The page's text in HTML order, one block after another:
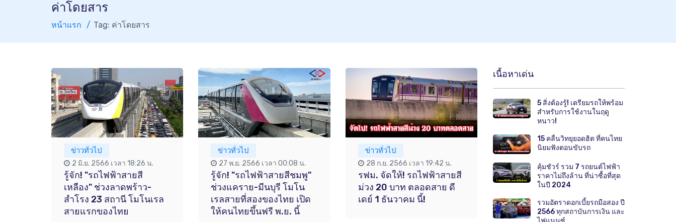
ค่าโดยสาร
หน้าแรก Tag: ค่าโดยสาร
ข่าวทั่วไป
2 มิ.ย. 2566 เวลา 18:26 น.
รู้จัก! "รถไฟฟ้าสายสี
เหลือง" ช่วงลาดพร้าว-
สำโรง 23 สถานี โมโนเรล
สายแรกของไทย
ข่าวทั่วไป
27 พ.ย. 2566 เวลา 00:08 น.
รู้จัก! "รถไฟฟ้าสายสีชมพู"
ช่วงแคราย-มีนบุรี โมโน
เรลสายที่สองของไทย เปิด
ให้คนไทยขึ้นฟรี พ.ย. นี้
ข่าวทั่วไป
28 ก.ย. 2566 เวลา 19:42 น.
รฟม. จัดให้! รถไฟฟ้าสายสี
ม่วง 20 บาท ตลอดสาย ดี
เดย์ 1 ธันวาคม นี้!
เนื้อหาเด่น
5 สิ่งต้องรู้! เตรียมรถให้พร้อม
สำหรับการใช้งานในฤดู
หนาว!
15 คลื่นวิทยุยอดฮิต ที่คนไทย
นิยมฟังตอนขับรถ
คุ้มชัวร์ รวม 7 รถยนต์ไฟฟ้า
ราคาไม่ถึงล้าน ที่น่าซื้อที่สุด
ในปี 2024
รวมอัตราดอกเบี้ยรถมือสอง ปี
2566 ทุกสถาบันการเงิน และ